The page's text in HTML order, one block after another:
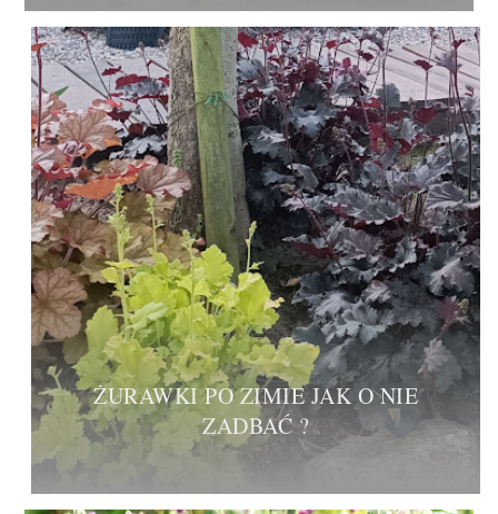
ŻURAWKI PO ZIMIE JAK O NIE
ZADBAĆ ?